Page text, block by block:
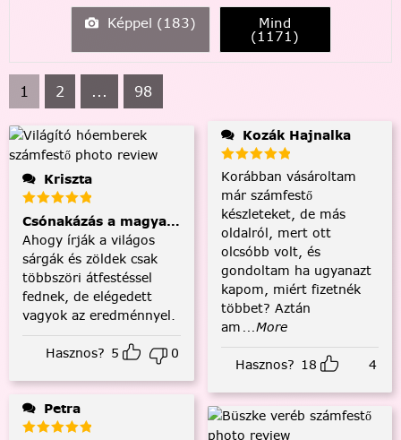
Képpel (183) Mind
(1171)
1 2 ... 98
Kriszta
Csónakázás a magyar tengeren
Ahogy írják a világos
sárgák és zöldek csak
többszöri átfestéssel
fednek, de elégedett
vagyok az eredménnyel.
Hasznos? 5 0
Petra
Kozák Hajnalka
Korábban vásároltam
már számfestő
készleteket, de más
oldalról, mert ott
olcsóbb volt, és
gondoltam ha ugyanazt
kapom, miért fizetnék
többet? Aztán
am ...More
Hasznos? 18 4